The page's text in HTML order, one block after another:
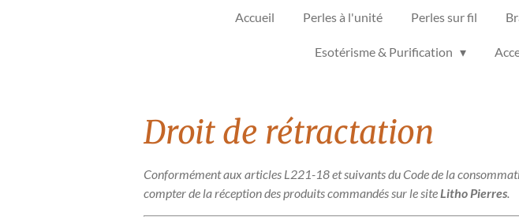
Accueil Perles à l'unité Perles sur fil
Esotérisme & Purification
Droit de rétractation
Conformément aux articles L221-18 et suivants du Code de la
compter de la réception des produits commandés sur le siteLitho Pierres.